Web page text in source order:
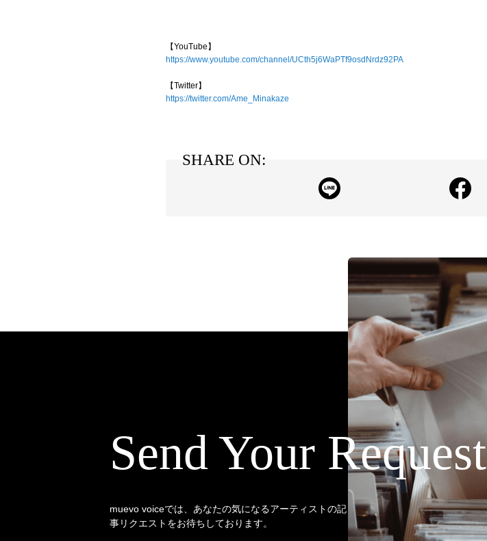
【YouTube】
https://www.youtube.com/channel/UCth5j6WaPTf9osdNrdz92PA
【Twitter】
https://twitter.com/Ame_Minakaze
SHARE ON:
Send Your Request
muevo voiceでは、あなたの気になるアーティストの記
事リクエストをお待ちしております。